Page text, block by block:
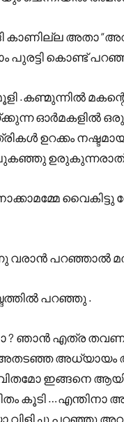
കാണില്ല അതാ
പുരട്ടി കൊണ്ട്
.കണ്മുന്നിൽ
ഓർമകളിൽ
ഉറക്കം
പുകഞ്ഞു
വൈകിട്ടു
വരാൻ പറഞ്ഞാൽ
പറഞ്ഞു .
? ഞാൻ എത്ര
അധ്യായം
ഇങ്ങനെ
കൂടി …എന്തിനാ
പറഞ്ഞു